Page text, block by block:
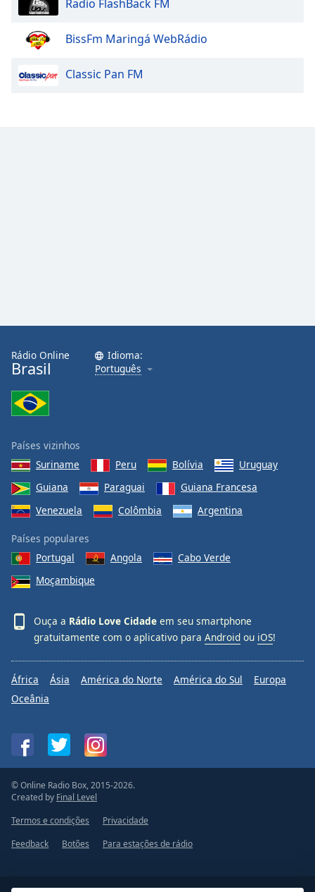
Radio FlashBack FM
BissFm Maringá WebRádio
Classic Pan FM
Rádio Online
Brasil
Idioma:
Português
Países vizinhos
Suriname
Peru Bolívia
Uruguay
Guiana
Paraguai
Guiana Francesa
Venezuela
Colômbia Argentina
Países populares
Portugal
Angola
Cabo Verde
Moçambique
Ouça a Rádio Love Cidade em seu smartphone
gratuitamente com o aplicativo para Android ou iOS!
África Ásia América do Norte América do Sul
Europa
Oceânia
© Online Radio Box, 2015-2026.
Created by Final Level
Termos e condições
Privacidade
Feedback
Botões Para estações de rádio